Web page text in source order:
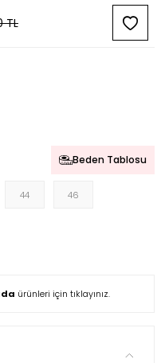
TL
Beden Tablosu
44 46
ürünleri için tıklayınız.